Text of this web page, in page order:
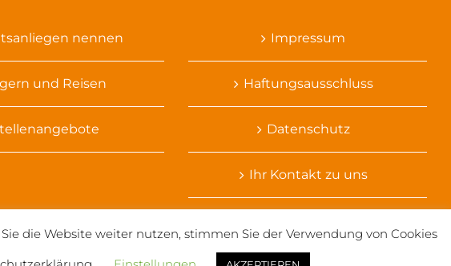
nennen
und Reisen
Impressum
Haftungsausschluss
Datenschutz
Ihr Kontakt zu uns
die Website weiter nutzen, stimmen Sie der Verwendung von Cookies